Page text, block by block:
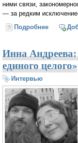
ними связи,
— за редким
Подробнее о Во
Инна Андреева:
единого целого»
Интервью